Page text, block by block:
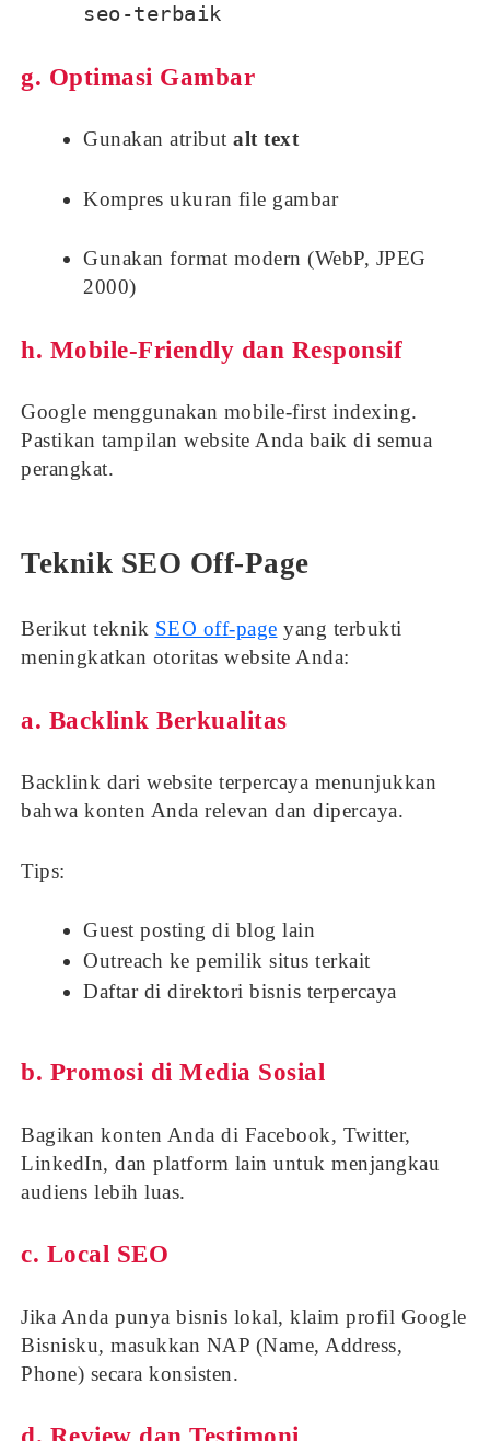
seo-terbaik
g. Optimasi Gambar
Gunakan atribut alt text
Kompres ukuran file gambar
Gunakan format modern (WebP, JPEG
2000)
h. Mobile-Friendly dan Responsif
Google menggunakan mobile-first indexing.
Pastikan tampilan website Anda baik di semua
perangkat.
Teknik SEO Off-Page
Berikut teknik SEO off-page yang terbukti
meningkatkan otoritas website Anda:
a. Backlink Berkualitas
Backlink dari website terpercaya menunjukkan
bahwa konten Anda relevan dan dipercaya.
Tips:
Guest posting di blog lain
Outreach ke pemilik situs terkait
Daftar di direktori bisnis terpercaya
b. Promosi di Media Sosial
Bagikan konten Anda di Facebook, Twitter,
LinkedIn, dan platform lain untuk menjangkau
audiens lebih luas.
c. Local SEO
Jika Anda punya bisnis lokal, klaim profil Google
Bisnisku, masukkan NAP (Name, Address,
Phone) secara konsisten.